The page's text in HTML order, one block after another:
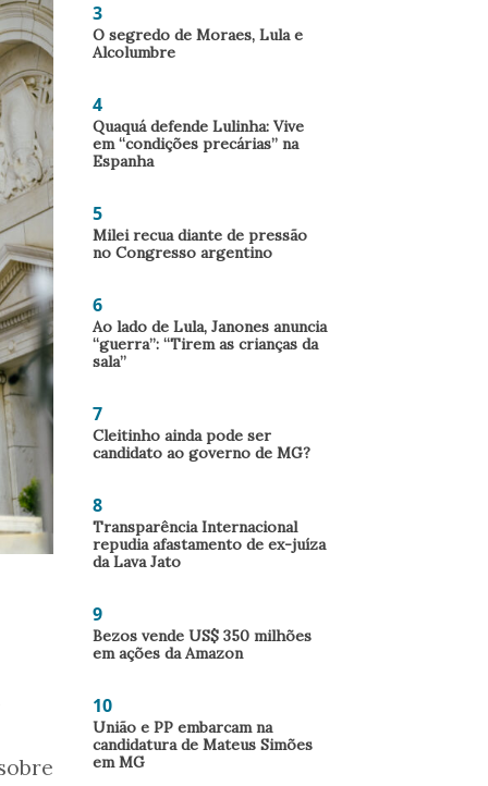
3
O segredo de Moraes, Lula e
Alcolumbre
4
Quaquá defende Lulinha: Vive
em “condições precárias” na
Espanha
5
Milei recua diante de pressão
no Congresso argentino
6
Ao lado de Lula, Janones anuncia
“guerra”: “Tirem as crianças da
sala”
7
Cleitinho ainda pode ser
candidato ao governo de MG?
8
Transparência Internacional
repudia afastamento de ex-juíza
da Lava Jato
9
Bezos vende US$ 350 milhões
em ações da Amazon
10
União e PP embarcam na
candidatura de Mateus Simões
em MG